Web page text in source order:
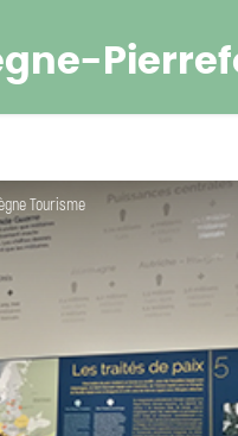
Tourisme